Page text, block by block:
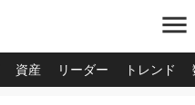
menu
資産 リーダー トレンド